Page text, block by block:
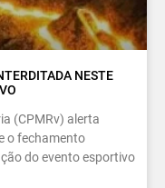
NESTE
(CPMRv) alerta
o fechamento
do evento esportivo